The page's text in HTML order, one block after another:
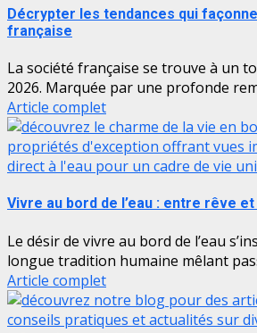
Décrypter les tendances qui
française
La société française se trouve à un
2026. Marquée par une profonde
Article complet
Vivre au bord de l’eau : entre rêve
Le désir de vivre au bord de l’eau
longue tradition humaine mêlant
Article complet